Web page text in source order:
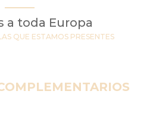
a toda Europa
QUE ESTAMOS PRESENTES